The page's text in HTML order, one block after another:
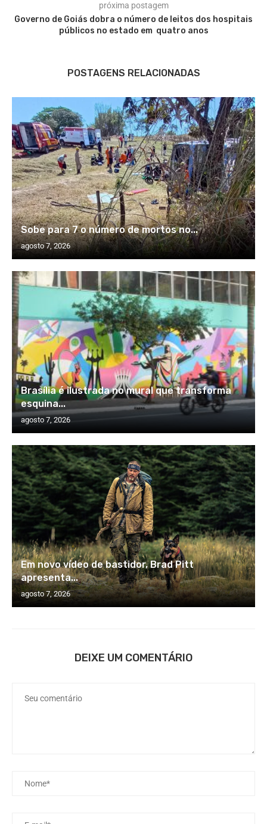
próxima postagem
Governo de Goiás dobra o número de leitos dos hospitais
públicos no estado em quatro anos
POSTAGENS RELACIONADAS
Sobe para 7 o número de mortos no...
agosto 7, 2026
Brasília é ilustrada no mural que transforma
esquina...
agosto 7, 2026
Em novo vídeo de bastidor, Brad Pitt
apresenta...
agosto 7, 2026
DEIXE UM COMENTÁRIO